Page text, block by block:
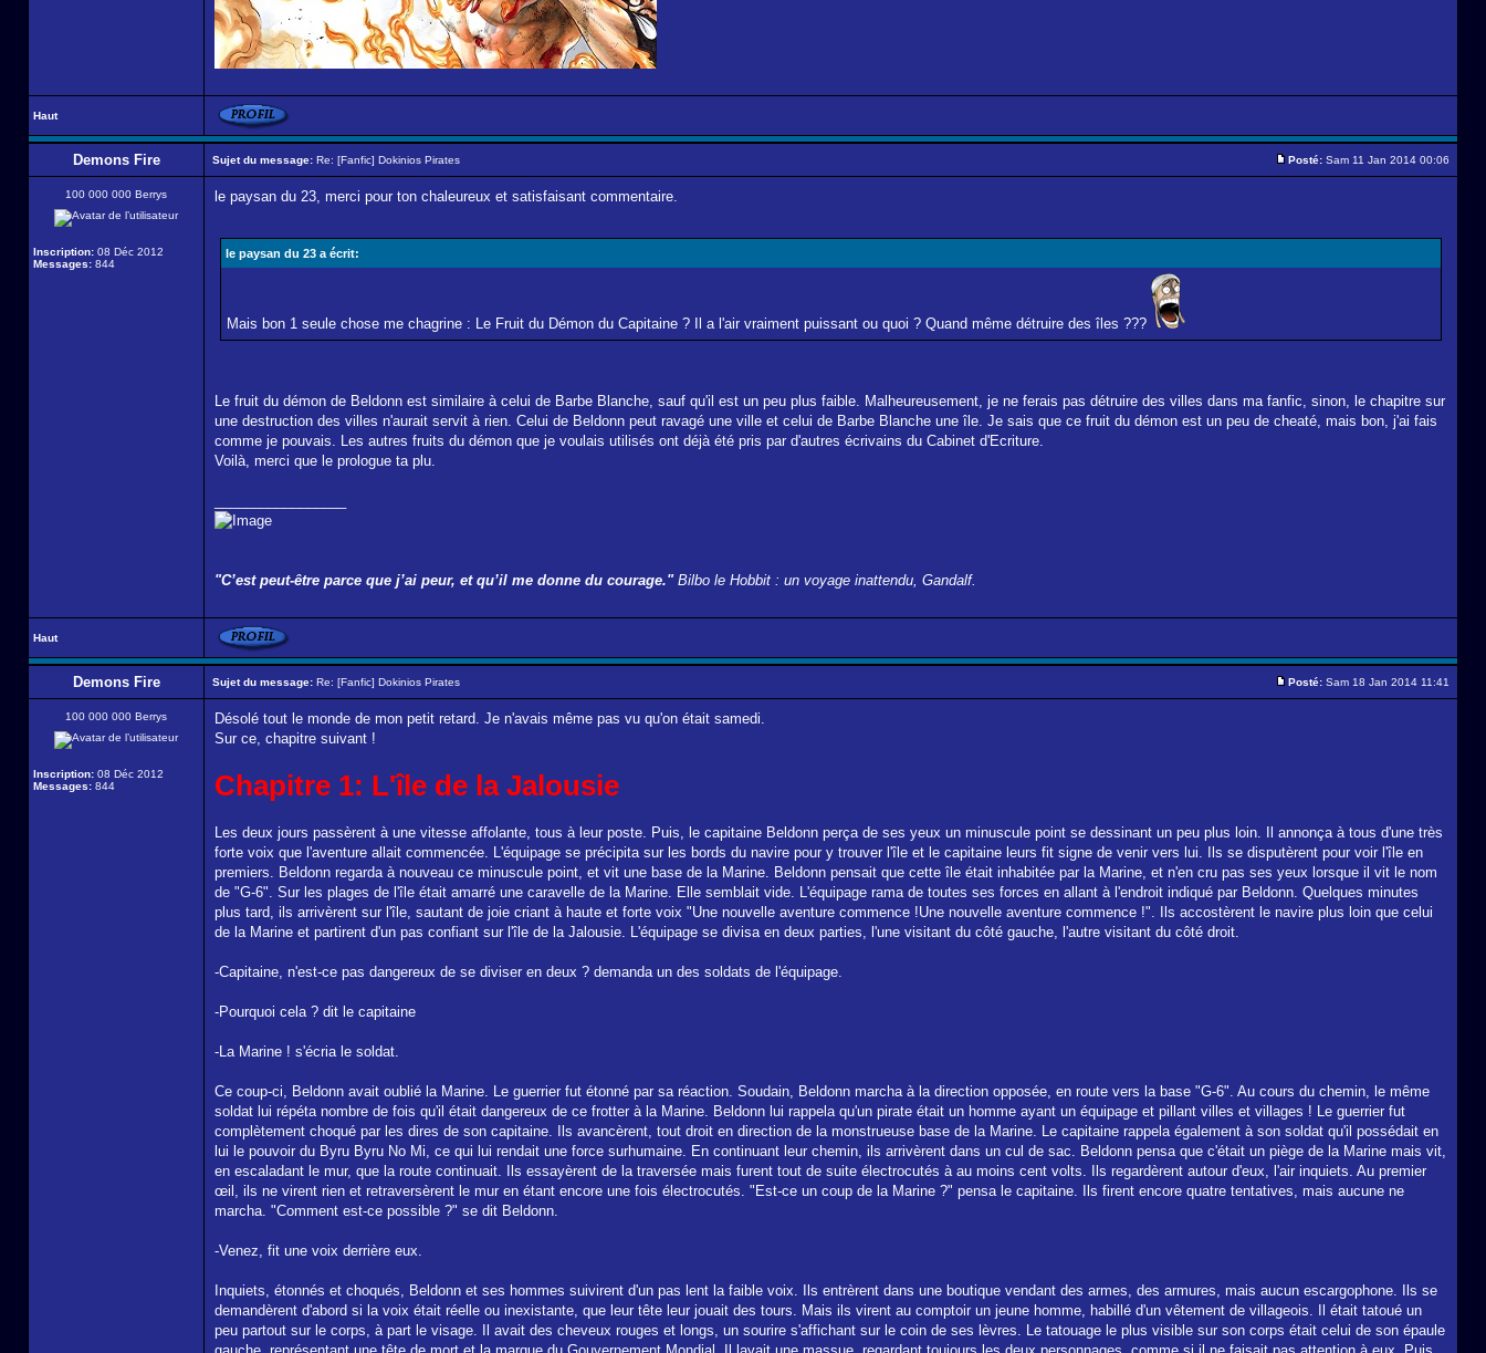
Haut
Demons Fire Sujet du message: Re: [Fanfic] Dokinios Pirates Posté: Sam 11 Jan 2014 00:06
100 000 000 Berrys
Inscription: 08 Déc 2012
Messages: 844
le paysan du 23, merci pour ton chaleureux et satisfaisant commentaire.
le paysan du 23 a écrit:
Mais bon 1 seule chose me chagrine : Le Fruit du Démon du Capitaine ? Il a l'air vraiment puissant ou quoi ? Quand même détruire des îles ???
Le fruit du démon de Beldonn est similaire à celui de Barbe Blanche, sauf qu'il est un peu plus faible. Malheureusement, je ne ferais pas détruire des villes dans ma fanfic, sinon, le chapitre sur
une destruction des villes n'aurait servit à rien. Celui de Beldonn peut ravagé une ville et celui de Barbe Blanche une île. Je sais que ce fruit du démon est un peu de cheaté, mais bon, j'ai fais
comme je pouvais. Les autres fruits du démon que je voulais utilisés ont déjà été pris par d'autres écrivains du Cabinet d'Ecriture.
Voilà, merci que le prologue ta plu.
"C’est peut-être parce que j’ai peur, et qu’il me donne du courage." Bilbo le Hobbit : un voyage inattendu, Gandalf.
Haut
Demons Fire Sujet du message: Re: [Fanfic] Dokinios Pirates Posté: Sam 18 Jan 2014 11:41
100 000 000 Berrys
Inscription: 08 Déc 2012
Messages: 844
Désolé tout le monde de mon petit retard. Je n'avais même pas vu qu'on était samedi.
Sur ce, chapitre suivant !
Chapitre 1: L'île de la Jalousie
Les deux jours passèrent à une vitesse affolante, tous à leur poste. Puis, le capitaine Beldonn perça de ses yeux un minuscule point se dessinant un peu plus loin. Il annonça à tous d'une très
forte voix que l'aventure allait commencée. L'équipage se précipita sur les bords du navire pour y trouver l'île et le capitaine leurs fit signe de venir vers lui. Ils se disputèrent pour voir l'île en
premiers. Beldonn regarda à nouveau ce minuscule point, et vit une base de la Marine. Beldonn pensait que cette île était inhabitée par la Marine, et n'en cru pas ses yeux lorsque il vit le nom
de "G-6". Sur les plages de l'île était amarré une caravelle de la Marine. Elle semblait vide. L'équipage rama de toutes ses forces en allant à l'endroit indiqué par Beldonn. Quelques minutes
plus tard, ils arrivèrent sur l'île, sautant de joie criant à haute et forte voix "Une nouvelle aventure commence !Une nouvelle aventure commence !". Ils accostèrent le navire plus loin que celui
de la Marine et partirent d'un pas confiant sur l'île de la Jalousie. L'équipage se divisa en deux parties, l'une visitant du côté gauche, l'autre visitant du côté droit.
-Capitaine, n'est-ce pas dangereux de se diviser en deux ? demanda un des soldats de l'équipage.
-Pourquoi cela ? dit le capitaine
-La Marine ! s'écria le soldat.
Ce coup-ci, Beldonn avait oublié la Marine. Le guerrier fut étonné par sa réaction. Soudain, Beldonn marcha à la direction opposée, en route vers la base "G-6". Au cours du chemin, le même
soldat lui répéta nombre de fois qu'il était dangereux de ce frotter à la Marine. Beldonn lui rappela qu'un pirate était un homme ayant un équipage et pillant villes et villages ! Le guerrier fut
complètement choqué par les dires de son capitaine. Ils avancèrent, tout droit en direction de la monstrueuse base de la Marine. Le capitaine rappela également à son soldat qu'il possédait en
lui le pouvoir du Byru Byru No Mi, ce qui lui rendait une force surhumaine. En continuant leur chemin, ils arrivèrent dans un cul de sac. Beldonn pensa que c'était un piège de la Marine mais vit,
en escaladant le mur, que la route continuait. Ils essayèrent de la traversée mais furent tout de suite électrocutés à au moins cent volts. Ils regardèrent autour d'eux, l'air inquiets. Au premier
œil, ils ne virent rien et retraversèrent le mur en étant encore une fois électrocutés. "Est-ce un coup de la Marine ?" pensa le capitaine. Ils firent encore quatre tentatives, mais aucune ne
marcha. "Comment est-ce possible ?" se dit Beldonn.
-Venez, fit une voix derrière eux.
Inquiets, étonnés et choqués, Beldonn et ses hommes suivirent d'un pas lent la faible voix. Ils entrèrent dans une boutique vendant des armes, des armures, mais aucun escargophone. Ils se
demandèrent d'abord si la voix était réelle ou inexistante, que leur tête leur jouait des tours. Mais ils virent au comptoir un jeune homme, habillé d'un vêtement de villageois. Il était tatoué un
peu partout sur le corps, à part le visage. Il avait des cheveux rouges et longs, un sourire s'affichant sur le coin de ses lèvres. Le tatouage le plus visible sur son corps était celui de son épaule